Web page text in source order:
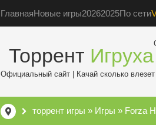
ГлавнаяНовые игры20262025По сети
Торрент Игруха
Официальный сайт | Качай сколько
торрент игры » Игры » Forza